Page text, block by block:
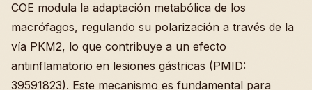
COE modula la adaptación metabólica de los
macrófagos, regulando su polarización a través de la
vía PKM2, lo que contribuye a un efecto
antiinflamatorio en lesiones gástricas (PMID:
39591823). Este mecanismo es fundamental para